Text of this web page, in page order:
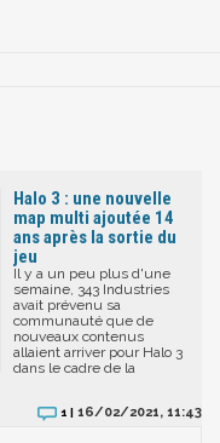
Halo 3 : une nouvelle
map multi ajoutée 14
ans après la sortie du
jeu
Il y a un peu plus d'une
semaine, 343 Industries
avait prévenu sa
communauté que de
nouveaux contenus
allaient arriver pour Halo 3
dans le cadre de la
1 | 16/02/2021, 11:43